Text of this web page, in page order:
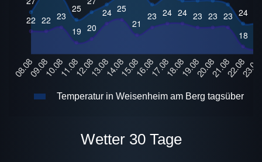
Temperatur in Weisenheim am Berg tagsüber
Wetter 30 Tage